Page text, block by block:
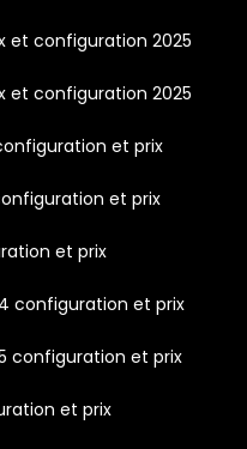
et configuration 2025
et configuration 2025
et prix
et prix
et prix
configuration et prix
configuration et prix
et prix